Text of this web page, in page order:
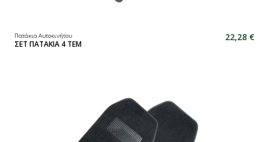
Πατάκια Αυτοκινήτου
ΣΕΤ ΠΑΤΑΚΙΑ 4 TEM
22,28 €